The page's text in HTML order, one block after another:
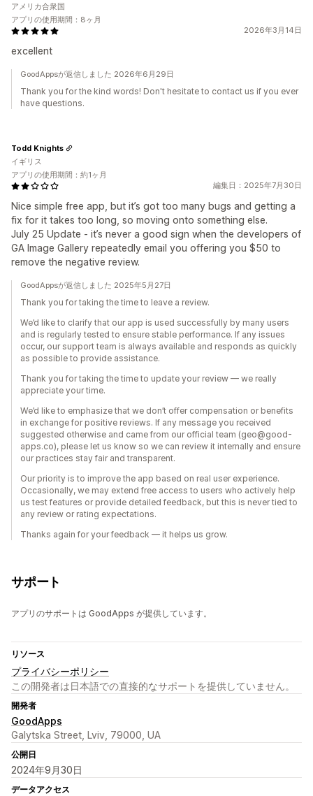
2026年3月14日
excellent
アメリカ合衆国
アプリの使用期間：8ヶ月
GoodAppsが返信しました 2026年6月29日
Thank you for the kind words! Don't hesitate to contact us if you ever
have questions.
編集日：2025年7月30日
Nice simple free app, but it’s got too many bugs and getting a
fix for it takes too long, so moving onto something else.
July 25 Update - it’s never a good sign when the developers of
GA Image Gallery repeatedly email you offering you $50 to
remove the negative review.
Todd Knights
イギリス
アプリの使用期間：約1ヶ月
GoodAppsが返信しました 2025年5月27日
Thank you for taking the time to leave a review.
We’d like to clarify that our app is used successfully by many users
and is regularly tested to ensure stable performance. If any issues
occur, our support team is always available and responds as quickly
as possible to provide assistance.
Thank you for taking the time to update your review — we really
appreciate your time.
We’d like to emphasize that we don’t offer compensation or benefits
in exchange for positive reviews. If any message you received
suggested otherwise and came from our official team (geo@good-
apps.co), please let us know so we can review it internally and ensure
our practices stay fair and transparent.
Our priority is to improve the app based on real user experience.
Occasionally, we may extend free access to users who actively help
us test features or provide detailed feedback, but this is never tied to
any review or rating expectations.
Thanks again for your feedback — it helps us grow.
サポート
アプリのサポートは GoodApps が提供しています。
リソース
プライバシーポリシー
この開発者は日本語での直接的なサポートを提供していません。
開発者
GoodApps
Galytska Street, Lviv, 79000, UA
公開日
2024年9月30日
データアクセス